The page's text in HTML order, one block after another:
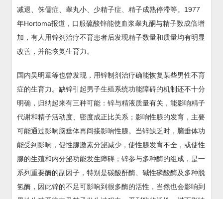
减退、侏儒症、睾丸小、少精子症、精子成熟停滞等。1977
年Hortoma报道，口服硫酸锌能使血浆睾丸酮与精子数成倍增
加，有人用锌剂治疗不育患者后发现精子数量和质量均有明显
改善，并能恢复生育力。
国内吴明章等也曾发现，用锌制剂治疗确能恢复某些男性不育
症的生育力。缺锌引起男子生殖系统功能障碍的机制还不十分
明确，归纳起来有三种可能：锌与精液质量有关，能影响精子
代谢和精子活动度、密度成正比关系；影响性腺的发育，主要
可能通过影响脑垂体再间接影响性腺。当锌缺乏时，脑垂体功
能受到影响，促性腺激素分泌减少，使性腺发育不全，或使性
腺的生殖和内分泌功能发生障碍；锌参与多种酶的组成，是一
系列重要酶的副因子，特别是碳酸酐酶、碱性磷酸酶及多种脱
氢酶，因此锌的不足可影响到很多酶的活性，当然也会影响到